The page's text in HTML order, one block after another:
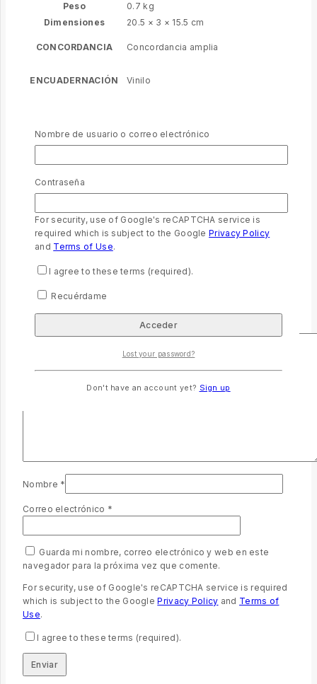
Peso
0.7 kg
Dimensiones
20.5 × 3 × 15.5 cm
CONCORDANCIA Concordancia amplia
ENCUADERNACIÓN Vinilo
No hay valoraciones aún.
Valera 1960 Letra grande y concordancia
ampliada”
Tu dirección de correo electrónico no será publicada.
Nombre *
Correo electrónico *
Guarda mi nombre, correo electrónico y web en este
navegador para la próxima vez que comente.
For security, use of Google's reCAPTCHA service is required
which is subject to the GooglePrivacy Policy and Terms of
Use.
I agree to these terms (required).
Nombre de usuario o correo electrónico
Contraseña
For security, use of Google's reCAPTCHA service is
required which is subject to the GooglePrivacy Policy
and Terms of Use.
I agree to these terms (required).
Recuérdame
Lost your password?
Don't have an account yet? Sign up